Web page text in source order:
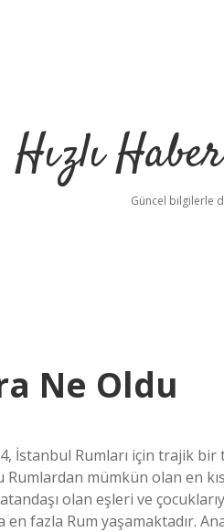
Hızlı
Güncel bilgilerle
Ne Oldu
İstanbul Rumları için trajik bir
mümkün olan en
olan eşleri ve
en fazla Rum yaşamaktadır.